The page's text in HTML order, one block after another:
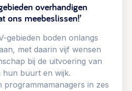
overhandigen
ons meebeslissen!’
gebieden boden onlangs
met daarin vijf wensen
bij de uitvoering van
hun buurt en wijk.
programmamanagers in zes